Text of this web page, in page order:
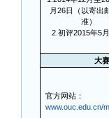
月26日（以寄出
准）
2.初评2015年5
大
官方网站：
www.ouc.edu.cn/